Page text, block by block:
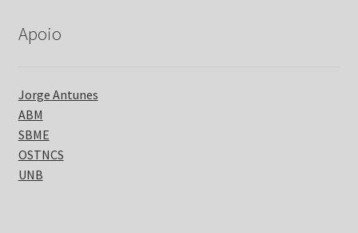
Apoio
Jorge Antunes
ABM
SBME
OSTNCS
UNB